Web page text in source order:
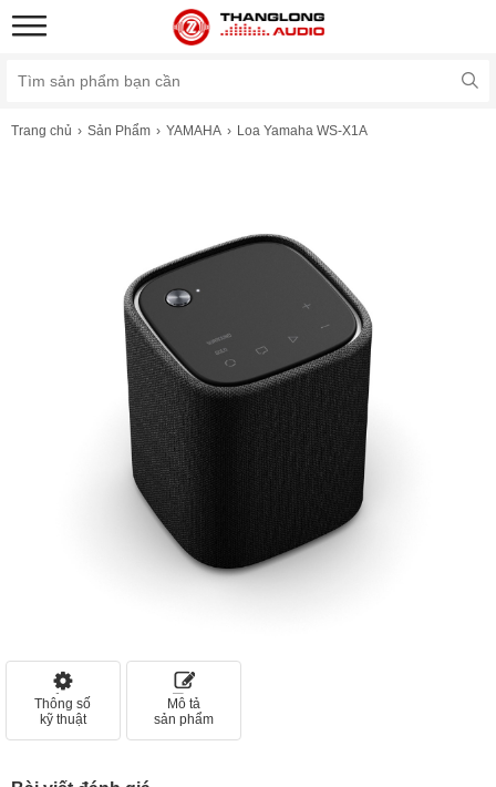
Trang chủ Sản Phẩm YAMAHA Loa Yamaha WS-X1A
Thông số
kỹ thuật
Mô tả
sản phẩm